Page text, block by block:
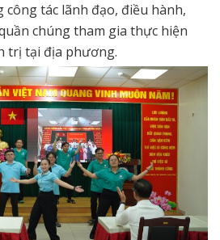
tác lãnh đạo, điều hành,
chúng tham gia thực hiện
trị tại địa phương.